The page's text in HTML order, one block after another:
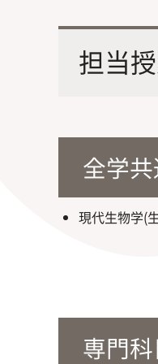
学
沿
最先端
を創造
旧
修
担当
全学
現代生物学(
専門科